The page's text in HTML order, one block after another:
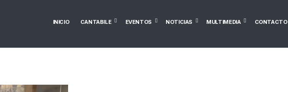
INICIO CANTABILE EVENTOS NOTICIAS MULTIMEDIA CONTACTO